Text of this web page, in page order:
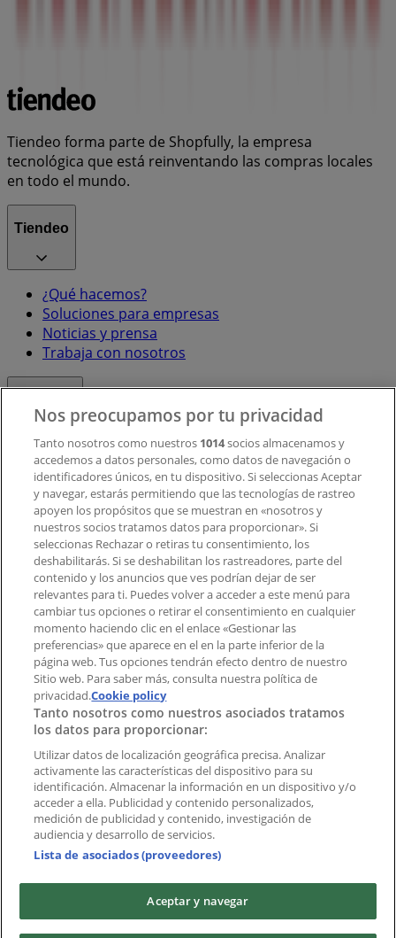
Tiendeo forma parte de Shopfully, la empresa
tecnológica que está reinventando las compras locales
en todo el mundo.
Tiendeo
¿Qué hacemos?
Soluciones para empresas
Noticias y prensa
Trabaja con nosotros
Contacto comercial y de marketing
Tienda mal colocada en el mapa
Notificar un folleto
¿Encontraste un problema en la web o en la
aplicación?
Índices
Marcas
Marcas locales
Negocios
Negocios cercanos
Productos
Productos locales
Ciudades
Descargar la APP Tiendeo
Nos preocupamos por tu privacidad
Tanto nosotros como nuestros 1014socios almacenamos y
accedemos a datos personales, como datos de navegación o
identificadores únicos, en tu dispositivo. Si seleccionas Aceptar
y navegar, estarás permitiendo que las tecnologías de rastreo
apoyen los propósitos que se muestran en «nosotros y
nuestros socios tratamos datos para proporcionar». Si
seleccionas Rechazar o retiras tu consentimiento, los
deshabilitarás. Si se deshabilitan los rastreadores, parte del
contenido y los anuncios que ves podrían dejar de ser
relevantes para ti. Puedes volver a acceder a este menú para
cambiar tus opciones o retirar el consentimiento en cualquier
momento haciendo clic en el enlace «Gestionar las
preferencias» que aparece en el en la parte inferior de la
página web. Tus opciones tendrán efecto dentro de nuestro
Sitio web. Para saber más, consulta nuestra política de
privacidad.Cookie policy
Tanto nosotros como nuestros asociados tratamos
los datos para proporcionar:
Utilizar datos de localización geográfica precisa. Analizar
activamente las características del dispositivo para su
identificación. Almacenar la información en un dispositivo y/o
acceder a ella. Publicidad y contenido personalizados,
medición de publicidad y contenido, investigación de
audiencia y desarrollo de servicios.
Lista de asociados (proveedores)
Aceptar y navegar